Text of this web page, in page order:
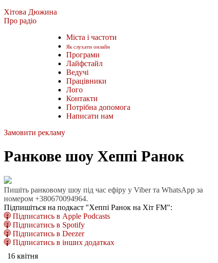
Хітова Дюжина
Про радіо
Міста і частоти
Як слухати онлайн
Програми
Лайфстайл
Ведучі
Працівники
Лого
Контакти
Потрібна допомога
Написати нам
Замовити рекламу
Ранкове шоу Хеппі Ранок
Пишіть ранковому шоу під час ефіру у Viber та WhatsApp за
номером +380670094964.
Підпишіться на подкаст "Хеппі Ранок на Хіт FM":
Підписатись в Apple Podcasts
Підписатись в Spotify
Підписатись в Deezer
Підписатись в інших додатках
16 квітня